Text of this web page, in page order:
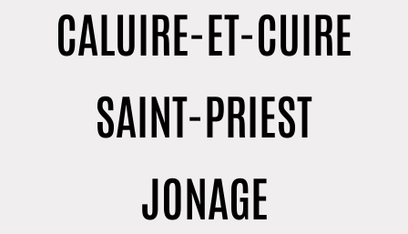
CALUIRE-ET-CUIRE
SAINT-PRIEST
JONAGE